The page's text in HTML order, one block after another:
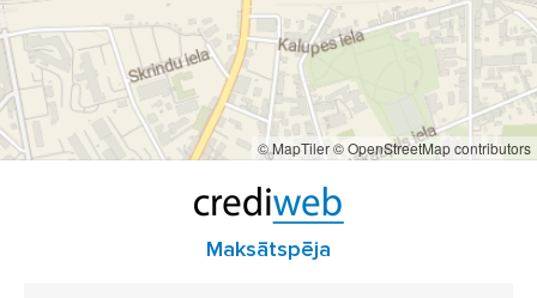
© MapTiler© OpenStreetMap contributors
Maksātspēja